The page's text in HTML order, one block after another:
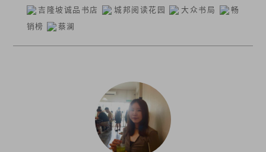
吉隆坡诚品书店 城邦阅读花园 大众书局
畅
销榜
蔡澜